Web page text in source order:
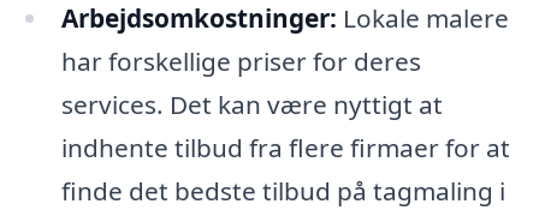
Arbejdsomkostninger: Lokale malere
har forskellige priser for deres
services. Det kan være nyttigt at
indhente tilbud fra flere firmaer for at
finde det bedste tilbud på tagmaling i